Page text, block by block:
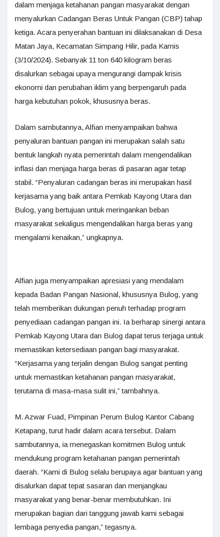
dalam menjaga ketahanan pangan masyarakat dengan
menyalurkan Cadangan Beras Untuk Pangan (CBP) tahap
ketiga. Acara penyerahan bantuan ini dilaksanakan di Desa
Matan Jaya, Kecamatan Simpang Hilir, pada Kamis
(3/10/2024). Sebanyak 11 ton 640 kilogram beras
disalurkan sebagai upaya mengurangi dampak krisis
ekonomi dan perubahan iklim yang berpengaruh pada
harga kebutuhan pokok, khususnya beras.
Dalam sambutannya, Alfian menyampaikan bahwa
penyaluran bantuan pangan ini merupakan salah satu
bentuk langkah nyata pemerintah dalam mengendalikan
inflasi dan menjaga harga beras di pasaran agar tetap
stabil. “Penyaluran cadangan beras ini merupakan hasil
kerjasama yang baik antara Pemkab Kayong Utara dan
Bulog, yang bertujuan untuk meringankan beban
masyarakat sekaligus mengendalikan harga beras yang
mengalami kenaikan,” ungkapnya.
Alfian juga menyampaikan apresiasi yang mendalam
kepada Badan Pangan Nasional, khususnya Bulog, yang
telah memberikan dukungan penuh terhadap program
penyediaan cadangan pangan ini. Ia berharap sinergi antara
Pemkab Kayong Utara dan Bulog dapat terus terjaga untuk
memastikan ketersediaan pangan bagi masyarakat.
“Kerjasama yang terjalin dengan Bulog sangat penting
untuk memastikan ketahanan pangan masyarakat,
terutama di masa-masa sulit ini,” tambahnya.
M. Azwar Fuad, Pimpinan Perum Bulog Kantor Cabang
Ketapang, turut hadir dalam acara tersebut. Dalam
sambutannya, ia menegaskan komitmen Bulog untuk
mendukung program ketahanan pangan pemerintah
daerah. “Kami di Bulog selalu berupaya agar bantuan yang
disalurkan dapat tepat sasaran dan menjangkau
masyarakat yang benar-benar membutuhkan. Ini
merupakan bagian dari tanggung jawab kami sebagai
lembaga penyedia pangan,” tegasnya.